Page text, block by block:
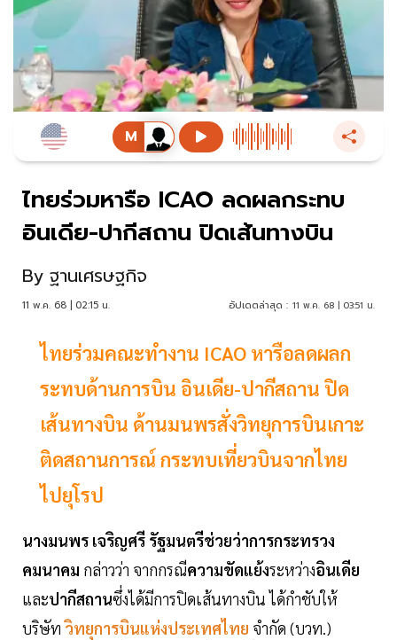
ไทยร่วมหารือ ICAO ลดผลกระทบ
อินเดีย-ปากีสถาน ปิดเส้นทางบิน
By ฐานเศรษฐกิจ
11 พ.ค. 68 | 02:15 น. อัปเดตล่าสุด : 11 พ.ค. 68 | 03:51 น.
ไทยร่วมคณะทำงาน ICAO หารือลดผลก
ระทบด้านการบิน อินเดีย-ปากีสถาน ปิด
เส้นทางบิน ด้านมนพรสั่งวิทยุการบินเกาะ
ติดสถานการณ์ กระทบเที่ยวบินจากไทย
ไปยุโรป
นางมนพร เจริญศรี รัฐมนตรีช่วยว่าการกระทรวง
คมนาคม กล่าวว่า จากกรณีความขัดแย้งระหว่างอินเดีย
และปากีสถานซึ่งได้มีการปิดเส้นทางบิน ได้กำชับให้
บริษัทวิทยุการบินแห่งประเทศไทย จำกัด (บวท.)